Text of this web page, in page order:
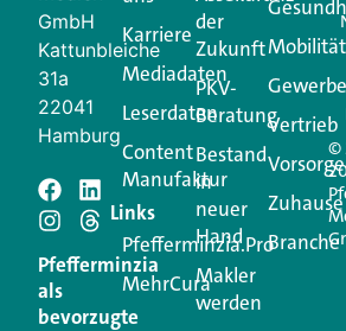
Jetzt anmelden
Schreiben Sie
Kommentar
Ihre E-Mail-Adresse wird nicht
GmbH
Kattunbleiche
31a
22041
Hamburg
Pfefferminzia
als
bevorzugte
Karriere
Mediadaten
Leserdaten
Content
Manufaktur
Links
Pfefferminzia.Pro
MehrCura
der
Zukunft
PKV-
Beratung
Bestand
in
neuer
Hand
Makler
werden
Mobilität
Gewerbe
Vertrieb
Vorsorge
Zuhause
Branche
©